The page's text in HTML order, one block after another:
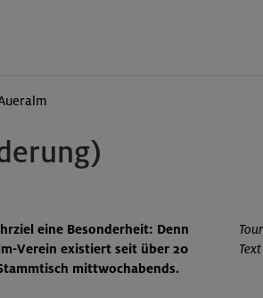
eine Besonderheit: Denn
Verein existiert seit über 20
mittwochabends.